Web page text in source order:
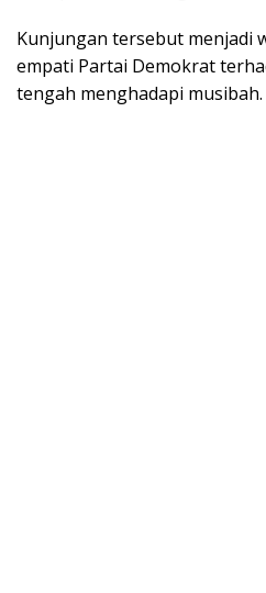
Kunjungan tersebut menjadi
empati Partai Demokrat
tengah menghadapi musibah.